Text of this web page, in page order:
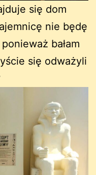
się dom
nie będę
bałam
się odważyli